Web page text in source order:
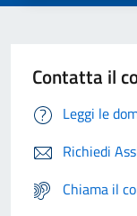
Contatta il
Leggi le
Richiedi
Chiama il